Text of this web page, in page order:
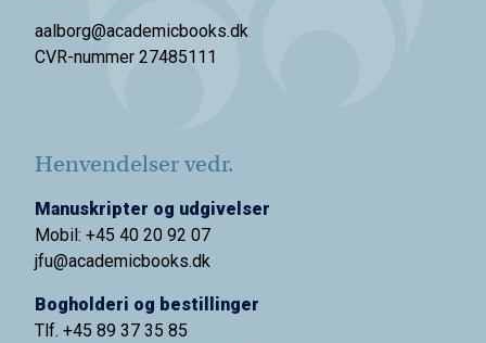
aalborg@academicbooks.dk
CVR-nummer 27485111
Henvendelser vedr.
Manuskripter og udgivelser
Mobil: +45 40 20 92 07
jfu@academicbooks.dk
Bogholderi og bestillinger
Tlf. +45 89 37 35 85